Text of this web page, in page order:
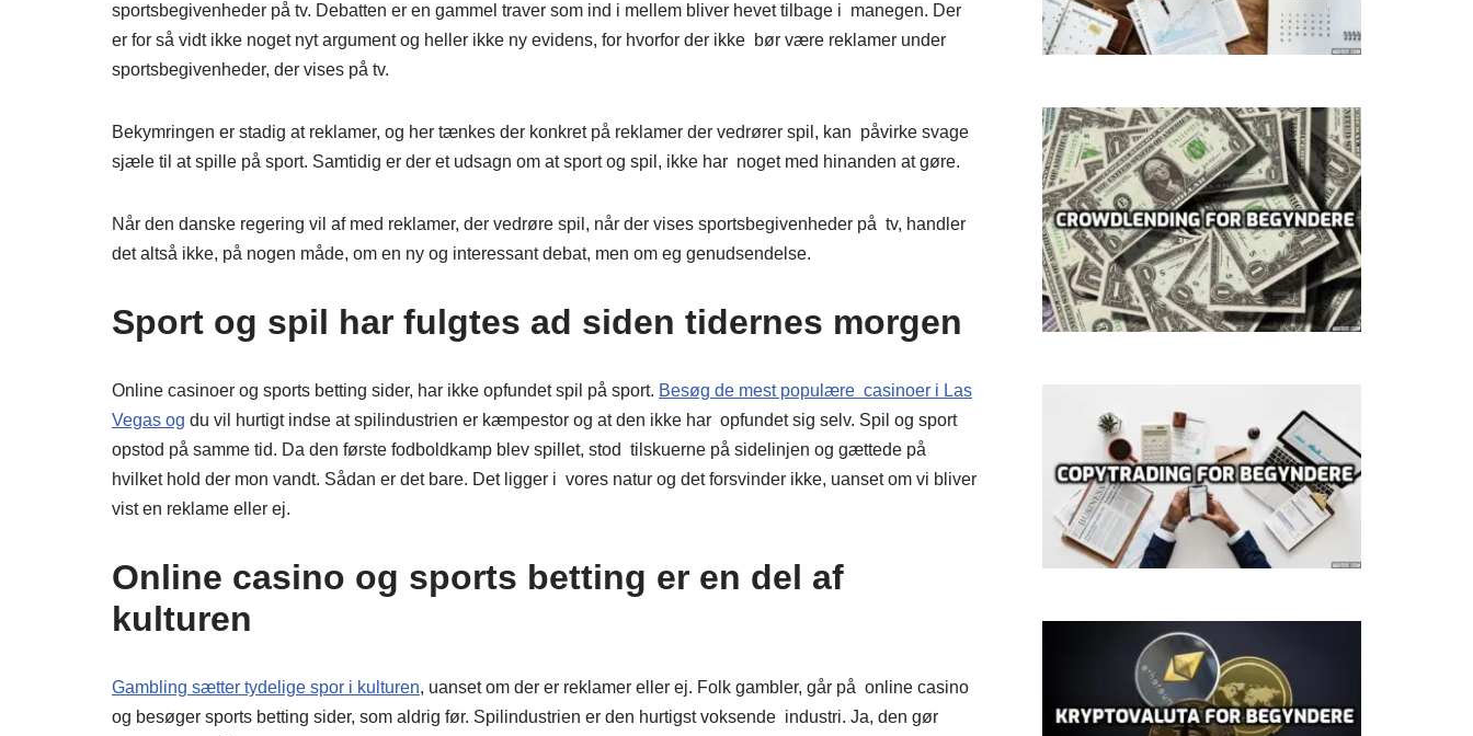
sportsbegivenheder på tv. Debatten er en gammel traver som ind i mellem bliver hevet tilbage i manegen. Der
er for så vidt ikke noget nyt argument og heller ikke ny evidens, for hvorfor der ikke bør være reklamer under
sportsbegivenheder, der vises på tv.
Bekymringen er stadig at reklamer, og her tænkes der konkret på reklamer der vedrører spil, kan påvirke svage
sjæle til at spille på sport. Samtidig er der et udsagn om at sport og spil, ikke har noget med hinanden at gøre.
Når den danske regering vil af med reklamer, der vedrøre spil, når der vises sportsbegivenheder på tv, handler
det altså ikke, på nogen måde, om en ny og interessant debat, men om eg genudsendelse.
Sport og spil har fulgtes ad siden tidernes morgen
Online casinoer og sports betting sider, har ikke opfundet spil på sport. Besøg de mest populære casinoer i Las
Vegas og du vil hurtigt indse at spilindustrien er kæmpestor og at den ikke har opfundet sig selv. Spil og sport
opstod på samme tid. Da den første fodboldkamp blev spillet, stod tilskuerne på sidelinjen og gættede på
hvilket hold der mon vandt. Sådan er det bare. Det ligger i vores natur og det forsvinder ikke, uanset om vi bliver
vist en reklame eller ej.
Online casino og sports betting er en del af
kulturen
Gambling sætter tydelige spor i kulturen, uanset om der er reklamer eller ej. Folk gambler, går på online casino
og besøger sports betting sider, som aldrig før. Spilindustrien er den hurtigst voksende industri. Ja, den gør